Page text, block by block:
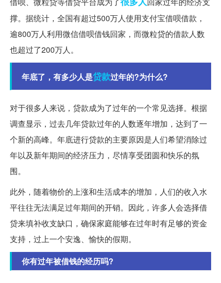
撑。据统计，全国有超过500万人使用支付宝借呗借款，
逾800万人利用微信借呗借钱回家，而微粒贷的借款人数
也超过了200万人。
年底了，有多少人是贷款过年的?为什么?
对于很多人来说，贷款成为了过年的一个常见选择。根据
调查显示，过去几年贷款过年的人数逐年增加，达到了一
个新的高峰。年底进行贷款的主要原因是人们希望消除过
年以及新年期间的经济压力，尽情享受团圆和快乐的氛
围。
此外，随着物价的上涨和生活成本的增加，人们的收入水
平往往无法满足过年期间的开销。因此，许多人会选择借
贷来填补收支缺口，确保家庭能够在过年时有足够的资金
支持，过上一个安逸、愉快的假期。
你有过年被借钱的经历吗?